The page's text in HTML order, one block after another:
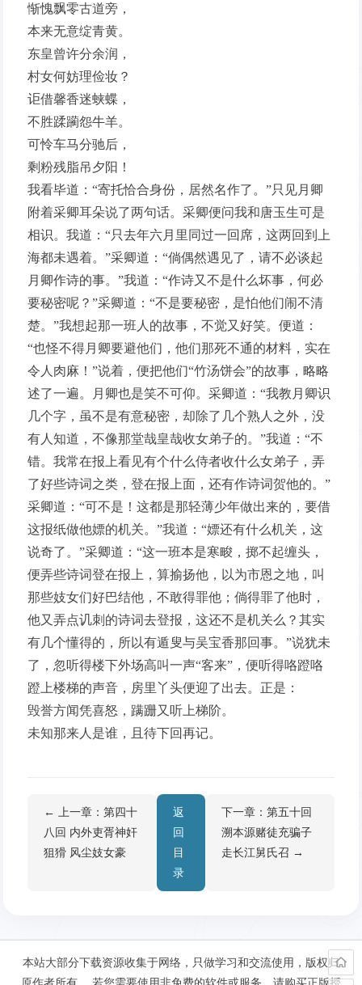
惭愧飘零古道旁，
本来无意绽青黄。
东皇曾许分余润，
村女何妨理俭妆？
讵借馨香迷蛱蝶，
不胜蹂躏怨牛羊。
可怜车马分驰后，
剩粉残脂吊夕阳！
我看毕道：“寄托恰合身份，居然名作了。”只见月卿
附着采卿耳朵说了两句话。采卿便问我和唐玉生可是
相识。我道：“只去年六月里同过一回席，这两回到上
海都未遇着。”采卿道：“倘偶然遇见了，请不必谈起
月卿作诗的事。”我道：“作诗又不是什么坏事，何必
要秘密呢？”采卿道：“不是要秘密，是怕他们闹不清
楚。”我想起那一班人的故事，不觉又好笑。便道：
“也怪不得月卿要避他们，他们那死不通的材料，实在
令人肉麻！”说着，便把他们“竹汤饼会”的故事，略略
述了一遍。月卿也是笑不可仰。采卿道：“我教月卿识
几个字，虽不是有意秘密，却除了几个熟人之外，没
有人知道，不像那堂哉皇哉收女弟子的。”我道：“不
错。我常在报上看见有个什么侍者收什么女弟子，弄
了好些诗词之类，登在报上面，还有作诗词贺他的。”
采卿道：“可不是！这都是那轻薄少年做出来的，要借
这报纸做他嫖的机关。”我道：“嫖还有什么机关，这
说奇了。”采卿道：“这一班本是寒畯，掷不起缠头，
便弄些诗词登在报上，算揄扬他，以为市恩之地，叫
那些妓女们好巴结他，不敢得罪他；倘得罪了他时，
他又弄点讥刺的诗词去登报，这还不是机关么？其实
有几个懂得的，所以有遁叟与吴宝香那回事。”说犹未
了，忽听得楼下外场高叫一声“客来”，便听得咯蹬咯
蹬上楼梯的声音，房里丫头便迎了出去。正是：
毁誉方闻凭喜怒，蹒跚又听上梯阶。
未知那来人是谁，且待下回再记。
← 上一章：第四十
八回 内外吏胥神奸
狙猾 风尘妓女豪
返
回
目
录
下一章：第五十回
溯本源赌徒充骗子
走长江舅氏召 →
本站大部分下载资源收集于网络，只做学习和交流使用，版权归